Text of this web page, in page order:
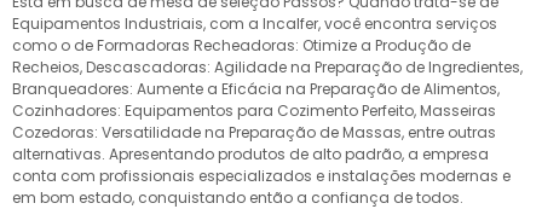
Equipamentos Industriais, com a Incalfer, você encontra serviços
como o de Formadoras Recheadoras: Otimize a Produção de
Recheios, Descascadoras: Agilidade na Preparação de Ingredientes,
Branqueadores: Aumente a Eficácia na Preparação de Alimentos,
Cozinhadores: Equipamentos para Cozimento Perfeito, Masseiras
Cozedoras: Versatilidade na Preparação de Massas, entre outras
alternativas. Apresentando produtos de alto padrão, a empresa
conta com profissionais especializados e instalações modernas e
em bom estado, conquistando então a confiança de todos.